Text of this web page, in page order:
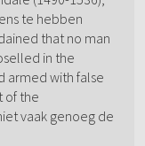
te hebben
that no man
in the
armed with false
of the
vaak genoeg de